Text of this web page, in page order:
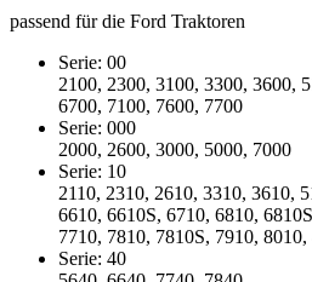
passend für die Ford Traktoren
Serie: 00
2100, 2300, 3100, 3300, 3600,
6700, 7100, 7600, 7700
Serie: 000
2000, 2600, 3000, 5000, 7000
Serie: 10
2110, 2310, 2610, 3310, 3610,
6610, 6610S, 6710, 6810,
7710, 7810, 7810S, 7910, 8010,
Serie: 40